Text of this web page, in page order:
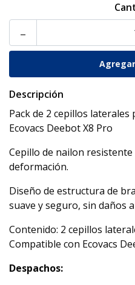
-
Descripción
Pack de 2 cepillos
Ecovacs Deebot X8 Pro
Cepillo de nailon
deformación.
Diseño de estructura de
suave y seguro, sin daños
Contenido: 2 cepillos
Compatible con Ecovacs
Despachos: